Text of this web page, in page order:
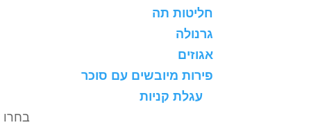
חליטות תה
גרנולה
אגוזים
פירות מיובשים עם סוכר
עגלת קניות
בחרו